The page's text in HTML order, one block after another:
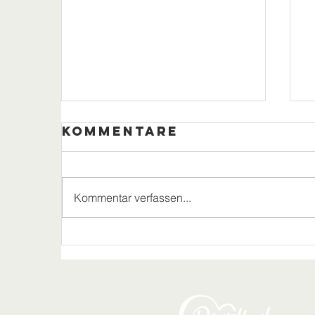
3. Erbeskopf
Kommentare
Kommentar verfassen...